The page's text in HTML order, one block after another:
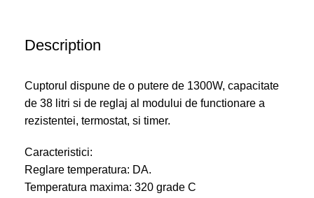
Description
Cuptorul dispune de o putere de 1300W, capacitate
de 38 litri si de reglaj al modului de functionare a
rezistentei, termostat, si timer.
Caracteristici:
Reglare temperatura: DA.
Temperatura maxima: 320 grade C